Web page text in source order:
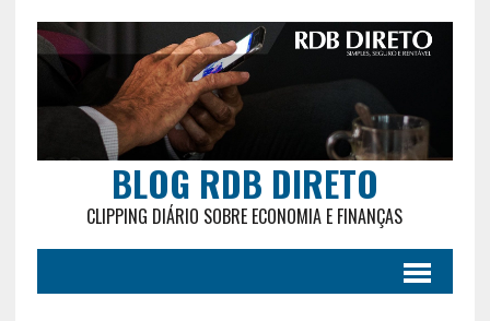
BLOG RDB DIRETO
CLIPPING DIÁRIO SOBRE ECONOMIA E FINANÇAS